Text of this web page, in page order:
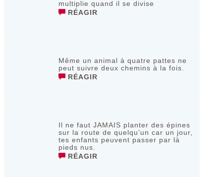
multiplie quand il se divise
RÉAGIR
Même un animal à quatre pattes ne
peut suivre deux chemins à la fois.
RÉAGIR
Il ne faut JAMAIS planter des épines
sur la route de quelqu’un car un jour,
tes enfants peuvent passer par là
pieds nus.
RÉAGIR